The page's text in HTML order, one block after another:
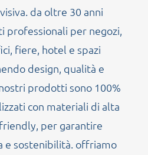
da oltre 30 anni
professionali per negozi,
fiere, hotel e spazi
design, qualità e
prodotti sono 100%
con materiali di alta
per garantire
e sostenibilità. offriamo